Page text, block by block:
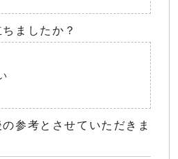
ましたか？
参考とさせていただきま